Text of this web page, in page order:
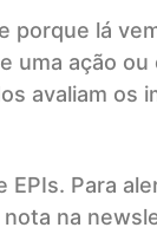
porque lá
uma ação ou
avaliam os
Para
na